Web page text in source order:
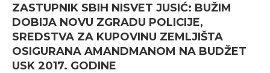
ZASTUPNIK SBIH NISVET JUSIĆ: BUŽIM
DOBIJA NOVU ZGRADU POLICIJE,
SREDSTVA ZA KUPOVINU ZEMLJIŠTA
OSIGURANA AMANDMANOM NA BUDŽET
USK 2017. GODINE